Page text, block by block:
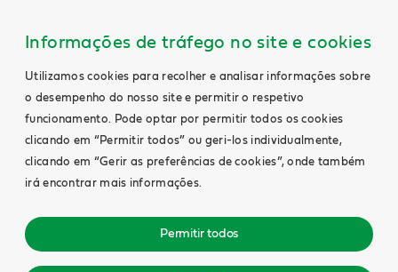
Informações de tráfego no site e cookies
Utilizamos cookies para recolher e analisar informações sobre
o desempenho do nosso site e permitir o respetivo
funcionamento. Pode optar por permitir todos os cookies
clicando em “Permitir todos” ou geri-los individualmente,
clicando em “Gerir as preferências de cookies”, onde também
irá encontrar mais informações.
Permitir todos